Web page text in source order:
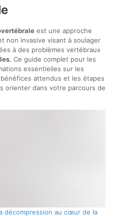
est une approche
non invasive visant à soulager
à des problèmes vertébraux
. Ce guide complet pour les
essentielles sur les
attendus et les étapes
orienter dans votre parcours de
décompression au cœur de la